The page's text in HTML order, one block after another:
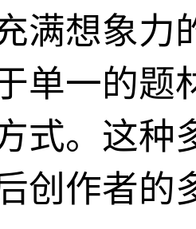
满想象力
单一的题
式。这种
创作者的